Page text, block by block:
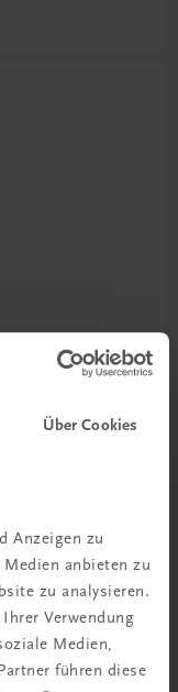
Über Cookies
Anzeigen zu
anbieten zu
zu analysieren.
Verwendung
Medien,
führen diese